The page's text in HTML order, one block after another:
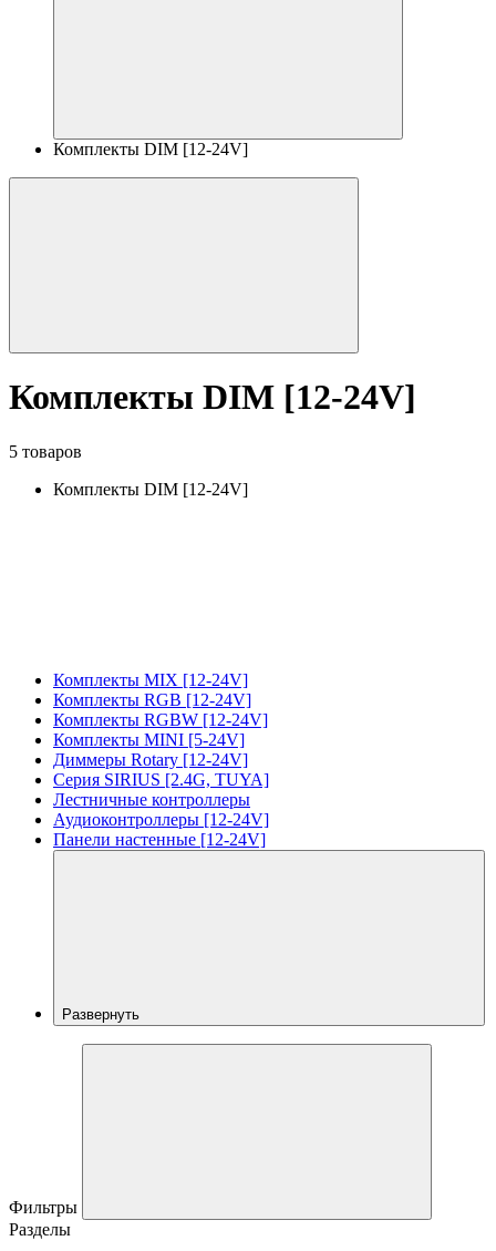
Комплекты DIM [12-24V]
Комплекты DIM [12-24V]
5 товаров
Комплекты DIM [12-24V]
Комплекты MIX [12-24V]
Комплекты RGB [12-24V]
Комплекты RGBW [12-24V]
Комплекты MINI [5-24V]
Диммеры Rotary [12-24V]
Серия SIRIUS [2.4G, TUYA]
Лестничные контроллеры
Аудиоконтроллеры [12-24V]
Панели настенные [12-24V]
Развернуть
Фильтры
Разделы